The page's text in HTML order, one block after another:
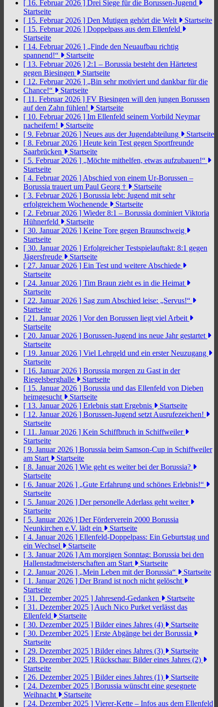
[ 16. Februar 2026 ] Drei Siege für die Borussen-Jugend
Startseite
[ 15. Februar 2026 ] Den Mutigen gehört die Welt
Startseite
[ 15. Februar 2026 ] Doppelpass aus dem Ellenfeld
Startseite
[ 14. Februar 2026 ] „Finde den Neuaufbau richtig
spannend!“
Startseite
[ 13. Februar 2026 ] 2:1 – Borussia besteht den Härtetest
gegen Biesingen
Startseite
[ 12. Februar 2026 ] „Bin sehr motiviert und dankbar für die
Chance!“
Startseite
[ 11. Februar 2026 ] FV Biesingen will den jungen Borussen
auf den Zahn fühlen!
Startseite
[ 10. Februar 2026 ] Im Ellenfeld seinem Vorbild Neymar
nacheifern!
Startseite
[ 9. Februar 2026 ] Neues aus der Jugendabteilung
Startseite
[ 8. Februar 2026 ] Heute kein Test gegen Sportfreunde
Saarbrücken
Startseite
[ 5. Februar 2026 ] „Möchte mithelfen, etwas aufzubauen!“
Startseite
[ 4. Februar 2026 ] Abschied von einem Ur-Borussen –
Borussia trauert um Paul Georg †
Startseite
[ 3. Februar 2026 ] Borussia lebt: Jugend mit sehr
erfolgreichem Wochenende
Startseite
[ 2. Februar 2026 ] Wieder 8:1 – Borussia dominiert Viktoria
Hühnerfeld
Startseite
[ 30. Januar 2026 ] Keine Tore gegen Braunschweig
Startseite
[ 30. Januar 2026 ] Erfolgreicher Testspielauftakt: 8:1 gegen
Jägersfreude
Startseite
[ 27. Januar 2026 ] Ein Test und weitere Abschiede
Startseite
[ 24. Januar 2026 ] Tim Braun zieht es in die Heimat
Startseite
[ 22. Januar 2026 ] Sag zum Abschied leise: „Servus!“
Startseite
[ 21. Januar 2026 ] Vor den Borussen liegt viel Arbeit
Startseite
[ 20. Januar 2026 ] Borussen-Jugend ins neue Jahr gestartet
Startseite
[ 19. Januar 2026 ] Viel Lehrgeld und ein erster Neuzugang
Startseite
[ 16. Januar 2026 ] Borussia morgen zu Gast in der
Riegelsberghalle
Startseite
[ 15. Januar 2026 ] Borussia und das Ellenfeld von Dieben
heimgesucht
Startseite
[ 13. Januar 2026 ] Erlebnis statt Ergebnis
Startseite
[ 12. Januar 2026 ] Borussen-Jugend setzt Ausrufezeichen!
Startseite
[ 11. Januar 2026 ] Kein Schiffbruch in Schiffweiler
Startseite
[ 9. Januar 2026 ] Borussia beim Samson-Cup in Schiffweiler
am Start
Startseite
[ 8. Januar 2026 ] Wie geht es weiter bei der Borussia?
Startseite
[ 6. Januar 2026 ] „Gute Erfahrung und schönes Erlebnis!“
Startseite
[ 5. Januar 2026 ] Der personelle Aderlass geht weiter
Startseite
[ 5. Januar 2026 ] Der Förderverein 2000 Borussia
Neunkirchen e.V. lädt ein
Startseite
[ 4. Januar 2026 ] Ellenfeld-Doppelpass: Ein Geburtstag und
ein Wechsel
Startseite
[ 3. Januar 2026 ] Am morgigen Sonntag: Borussia bei den
Hallenstadtmeisterschaften am Start
Startseite
[ 2. Januar 2026 ] „Mein Leben mit der Borussia“
Startseite
[ 1. Januar 2026 ] Der Brand ist noch nicht gelöscht
Startseite
[ 31. Dezember 2025 ] Jahresend-Gedanken
Startseite
[ 31. Dezember 2025 ] Auch Nico Purket verlässt das
Ellenfeld
Startseite
[ 30. Dezember 2025 ] Bilder eines Jahres (4)
Startseite
[ 30. Dezember 2025 ] Erste Abgänge bei der Borussia
Startseite
[ 29. Dezember 2025 ] Bilder eines Jahres (3)
Startseite
[ 28. Dezember 2025 ] Rückschau: Bilder eines Jahres (2)
Startseite
[ 26. Dezember 2025 ] Bilder eines Jahres (1)
Startseite
[ 24. Dezember 2025 ] Borussia wünscht eine gesegnete
Weihnacht
Startseite
[ 24. Dezember 2025 ] Vierer-Kette – Infos aus dem Ellenfeld